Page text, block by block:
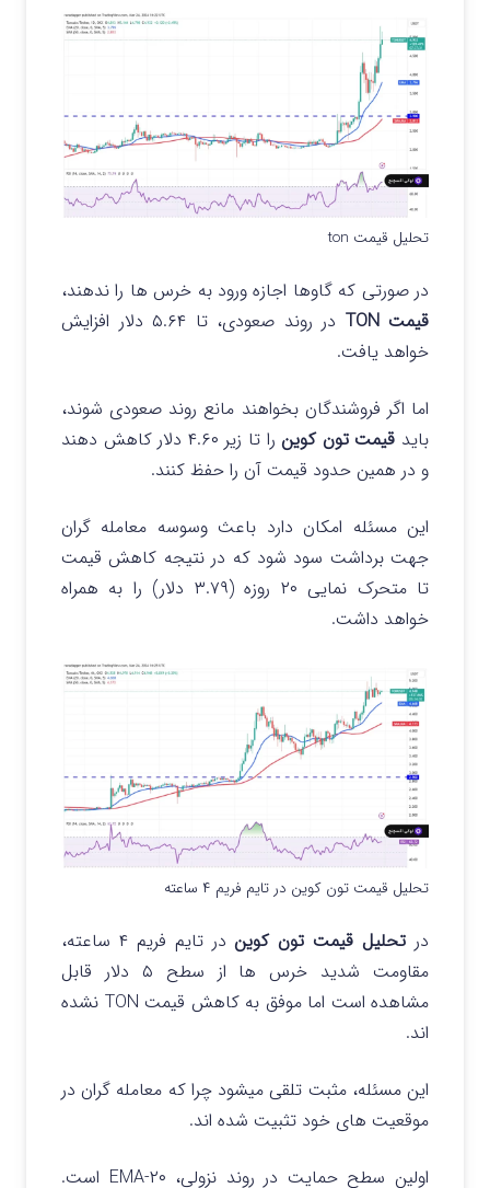
تحلیل قیمت ton
در صورتی که گاوها اجازه ورود به خرس ها را ندهند،
قیمت TON
در روند صعودی، تا ۵.۶۴ دلار افزایش
خواهد یافت.
اما اگر فروشندگان بخواهند مانع روند صعودی شوند،
باید قیمت تون کوین
را تا زیر ۴.۶۰ دلار کاهش دهند
و در همین حدود قیمت آن را حفظ کنند.
این مسئله امکان دارد باعث وسوسه معامله گران
جهت برداشت سود شود که در نتیجه کاهش قیمت
تا متحرک نمایی ۲۰ روزه (۳.۷۹ دلار) را به همراه
خواهد داشت.
تحلیل قیمت تون کوین در تایم فریم ۴ ساعته
در تحلیل قیمت تون کوین
در تایم فریم ۴ ساعته،
مقاومت شدید خرس ها از سطح ۵ دلار قابل
مشاهده است اما موفق به کاهش قیمت TON نشده
اند.
این مسئله، مثبت تلقی میشود چرا که معامله گران در
موقعیت های خود تثبیت شده اند.
اولین سطح حمایت در روند نزولی، ۲۰-EMA است.